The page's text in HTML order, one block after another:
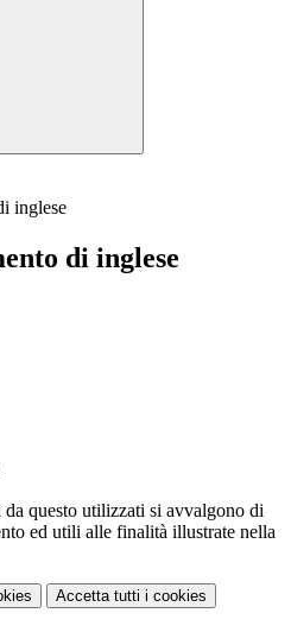
inglese
di inglese
questo utilizzati si avvalgono di
ed utili alle finalità illustrate nella
Accetta tutti i cookies